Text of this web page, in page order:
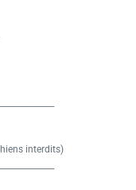
interdits)